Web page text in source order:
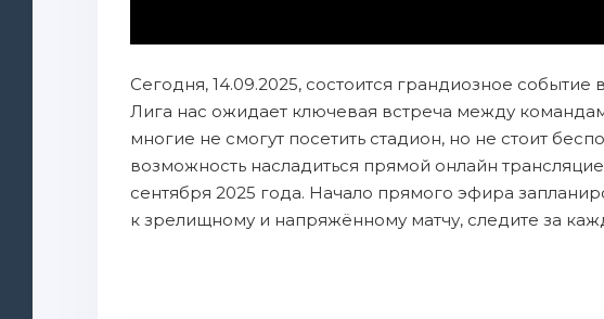
Сегодня, 14.09.2025, состоится грандиозное
Лига нас ожидает ключевая встреча между
многие не смогут посетить стадион, но не стоит
возможность насладиться прямой онлайн
сентября 2025 года. Начало прямого эфира
к зрелищному и напряжённому матчу, следите за